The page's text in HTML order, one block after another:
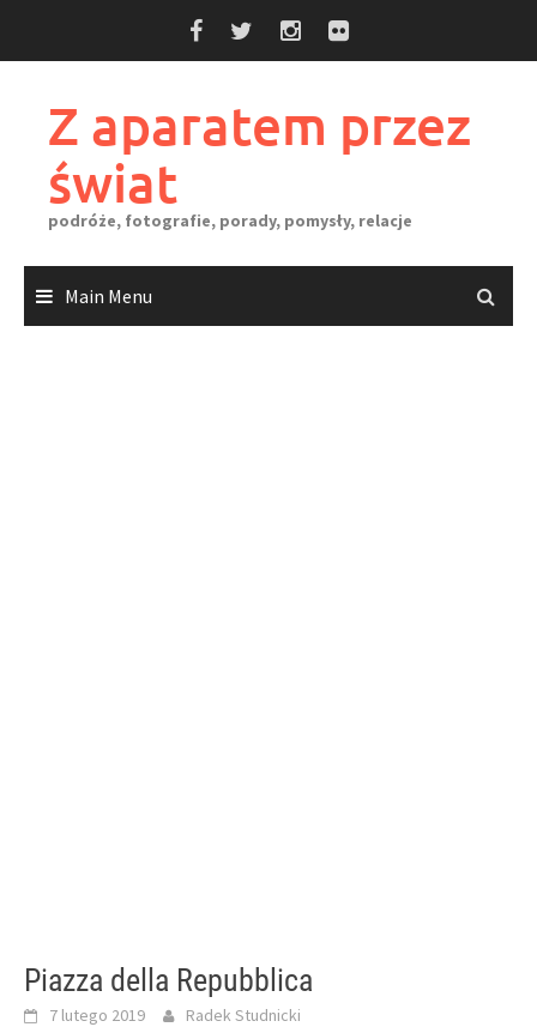
Z aparatem przez
świat
podróże, fotografie, porady, pomysły, relacje
Main Menu
Piazza della Repubblica
7 lutego 2019 Radek Studnicki